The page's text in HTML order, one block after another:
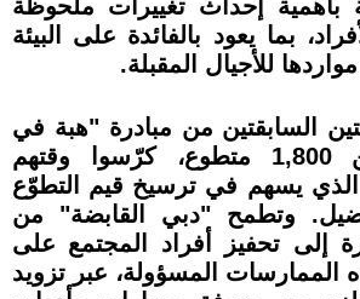
بأهمية إحداث تغييرات ملحوظة
بما يعود بالفائدة على البيئة
للأجيال المقبلة.
السابقتين من مبادرة "هبة في
محلّها" أكثر من 1,800 متطوع، كرّسوا وقتهم
الذي يسهم في ترسيخ قيم التطوّع
وتطمح "دبي القابضة" من
إلى تحفيز أفراد المجتمع على
الممارسات المسؤولة، عبر تزويد